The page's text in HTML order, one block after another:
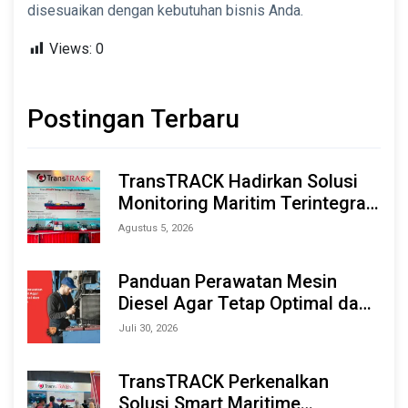
disesuaikan dengan kebutuhan bisnis Anda.
Views: 0
Postingan Terbaru
TransTRACK Hadirkan Solusi
Monitoring Maritim Terintegrasi
Berbasis AI & IoT di Indonesia
Agustus 5, 2026
Panduan Perawatan Mesin
Diesel Agar Tetap Optimal dan
Tahan Lama
Juli 30, 2026
TransTRACK Perkenalkan
Solusi Smart Maritime